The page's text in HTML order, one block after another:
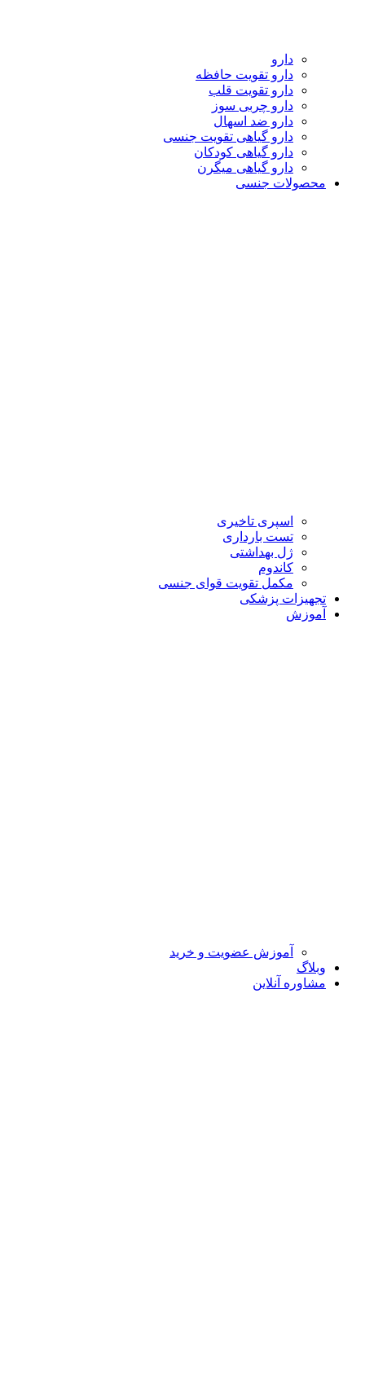
دارو
دارو تقویت حافظه
دارو تقویت قلب
دارو چربی سوز
دارو ضد اسهال
دارو گیاهی تقویت جنسی
دارو گیاهی کودکان
دارو گیاهی میگرن
محصولات جنسی
اسپری تاخیری
تست بارداری
ژل بهداشتی
کاندوم
مکمل تقویت قوای جنسی
تجهیزات پزشکی
آموزش
آموزش عضویت و خرید
وبلاگ
مشاوره آنلاین